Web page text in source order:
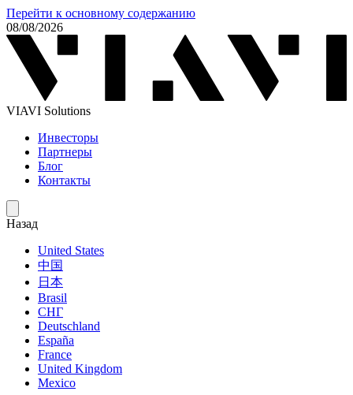
Перейти к основному содержанию
08/08/2026
VIAVI Solutions
Инвесторы
Партнеры
Блог
Контакты
Назад
United States
中国
日本
Brasil
СНГ
Deutschland
España
France
United Kingdom
Mexico